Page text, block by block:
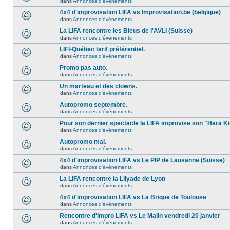
4x4 d'improvisation LIFA vs Improvisation.be (belgique)
dansAnnonces d'événements
La LIFA rencontre les Bleus de l'AVLI (Suisse)
dansAnnonces d'événements
LIFI-Québec tarif préférentiel.
dansAnnonces d'événements
Promo pas auto.
dansAnnonces d'événements
Un marteau et des clowns.
dansAnnonces d'événements
Autopromo septembre.
dansAnnonces d'événements
Pour son dernier spectacle la LIFA improvise son "Hara
dansAnnonces d'événements
Autopromo mai.
dansAnnonces d'événements
4x4 d'improvisation LIFA vs Le PIP de Lausanne (Suisse)
dansAnnonces d'événements
La LIFA rencontre la Lilyade de Lyon
dansAnnonces d'événements
4x4 d'improvisation LIFA vs La Brique de Toulouse
dansAnnonces d'événements
Rencontre d'impro LIFA vs Le Malin vendredi 20 janvier
dansAnnonces d'événements